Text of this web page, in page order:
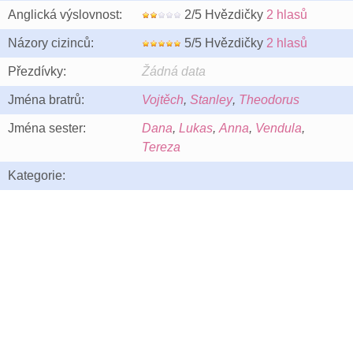
Anglická výslovnost: 2/5 Hvězdičky 2 hlasů
Názory cizinců: 5/5 Hvězdičky 2 hlasů
Přezdívky: Žádná data
Jména bratrů: Vojtěch, Stanley, Theodorus
Jména sester: Dana, Lukas, Anna, Vendula,
Tereza
Kategorie: